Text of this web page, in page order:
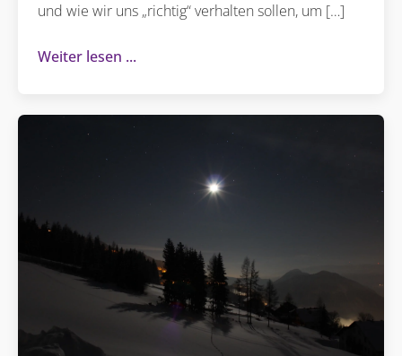
und wie wir uns „richtig“ verhalten sollen, um […]
Weiter lesen